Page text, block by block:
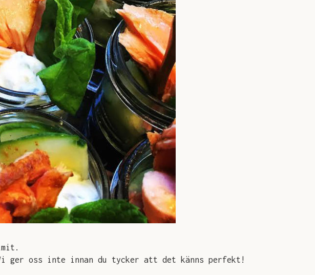
oss inte innan du tycker att det känns perfekt!